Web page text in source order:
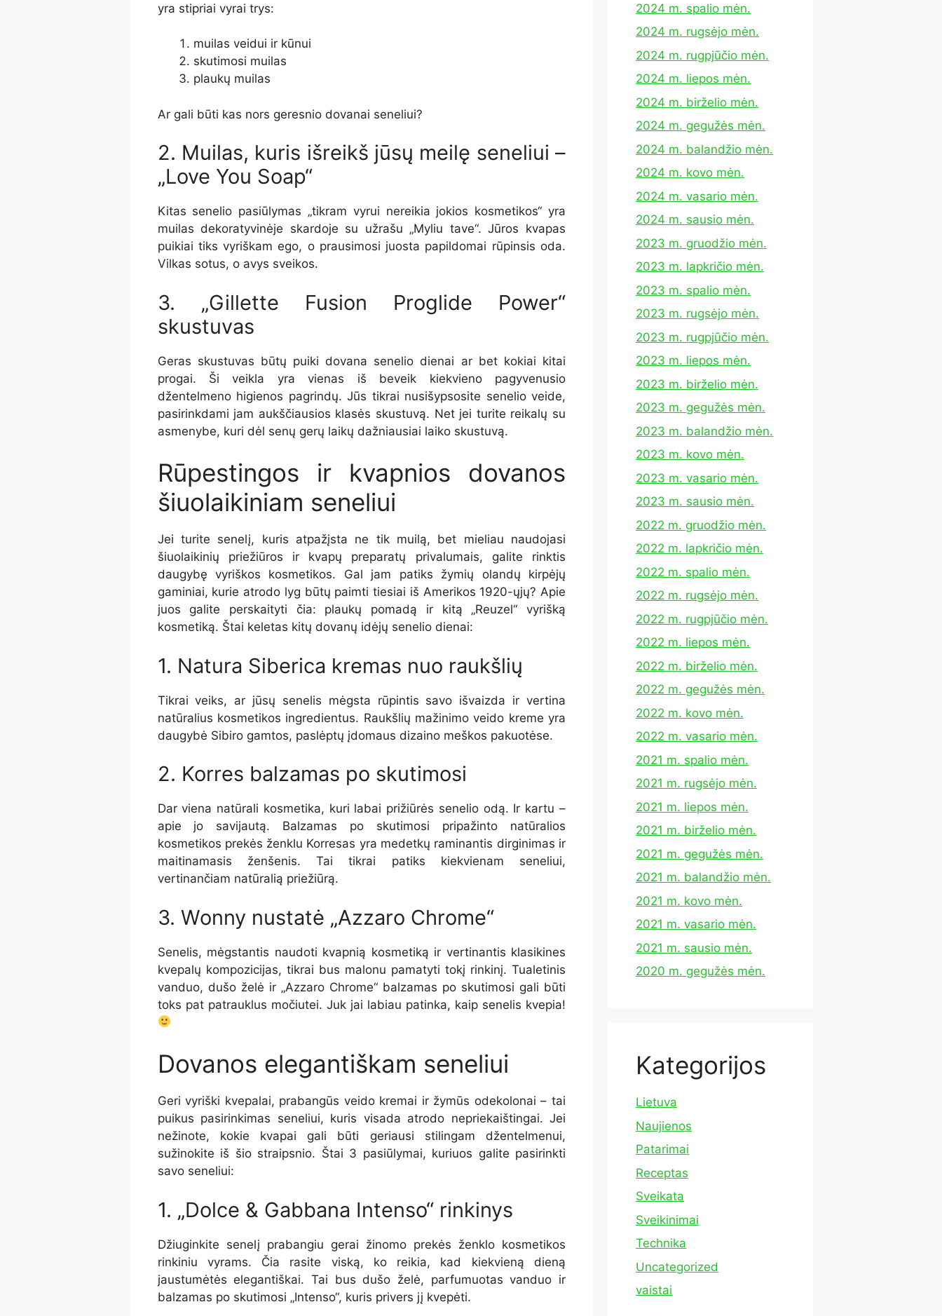
yra stipriai vyrai trys:
muilas veidui ir kūnui
skutimosi muilas
plaukų muilas
Ar gali būti kas nors geresnio dovanai seneliui?
2. Muilas, kuris išreikš jūsų meilę seneliui –
„Love You Soap“
Kitas senelio pasiūlymas „tikram vyrui nereikia jokios kosmetikos“ yra
muilas dekoratyvinėje skardoje su užrašu „Myliu tave“. Jūros kvapas
puikiai tiks vyriškam ego, o prausimosi juosta papildomai rūpinsis oda.
Vilkas sotus, o avys sveikos.
3. „Gillette Fusion Proglide Power“
skustuvas
Geras skustuvas būtų puiki dovana senelio dienai ar bet kokiai kitai
progai. Ši veikla yra vienas iš beveik kiekvieno pagyvenusio
džentelmeno higienos pagrindų. Jūs tikrai nusišypsosite senelio veide,
pasirinkdami jam aukščiausios klasės skustuvą. Net jei turite reikalų su
asmenybe, kuri dėl senų gerų laikų dažniausiai laiko skustuvą.
Rūpestingos ir kvapnios dovanos
šiuolaikiniam seneliui
Jei turite senelį, kuris atpažįsta ne tik muilą, bet mieliau naudojasi
šiuolaikinių priežiūros ir kvapų preparatų privalumais, galite rinktis
daugybę vyriškos kosmetikos. Gal jam patiks žymių olandų kirpėjų
gaminiai, kurie atrodo lyg būtų paimti tiesiai iš Amerikos 1920-ųjų? Apie
juos galite perskaityti čia: plaukų pomadą ir kitą „Reuzel“ vyrišką
kosmetiką. Štai keletas kitų dovanų idėjų senelio dienai:
1. Natura Siberica kremas nuo raukšlių
Tikrai veiks, ar jūsų senelis mėgsta rūpintis savo išvaizda ir vertina
natūralius kosmetikos ingredientus. Raukšlių mažinimo veido kreme yra
daugybė Sibiro gamtos, paslėptų įdomaus dizaino meškos pakuotėse.
2. Korres balzamas po skutimosi
Dar viena natūrali kosmetika, kuri labai prižiūrės senelio odą. Ir kartu –
apie jo savijautą. Balzamas po skutimosi pripažinto natūralios
kosmetikos prekės ženklu Korresas yra medetkų raminantis dirginimas ir
maitinamasis ženšenis. Tai tikrai patiks kiekvienam seneliui,
vertinančiam natūralią priežiūrą.
3. Wonny nustatė „Azzaro Chrome“
Senelis, mėgstantis naudoti kvapnią kosmetiką ir vertinantis klasikines
kvepalų kompozicijas, tikrai bus malonu pamatyti tokį rinkinį. Tualetinis
vanduo, dušo želė ir „Azzaro Chrome“ balzamas po skutimosi gali būti
toks pat patrauklus močiutei. Juk jai labiau patinka, kaip senelis kvepia!
Dovanos elegantiškam seneliui
Geri vyriški kvepalai, prabangūs veido kremai ir žymūs odekolonai – tai
puikus pasirinkimas seneliui, kuris visada atrodo nepriekaištingai. Jei
nežinote, kokie kvapai gali būti geriausi stilingam džentelmenui,
sužinokite iš šio straipsnio. Štai 3 pasiūlymai, kuriuos galite pasirinkti
savo seneliui:
1. „Dolce & Gabbana Intenso“ rinkinys
Džiuginkite senelį prabangiu gerai žinomo prekės ženklo kosmetikos
rinkiniu vyrams. Čia rasite viską, ko reikia, kad kiekvieną dieną
jaustumėtės elegantiškai. Tai bus dušo želė, parfumuotas vanduo ir
balzamas po skutimosi „Intenso“, kuris privers jį kvepėti.
2024 m. spalio mėn.
2024 m. rugsėjo mėn.
2024 m. rugpjūčio mėn.
2024 m. liepos mėn.
2024 m. birželio mėn.
2024 m. gegužės mėn.
2024 m. balandžio mėn.
2024 m. kovo mėn.
2024 m. vasario mėn.
2024 m. sausio mėn.
2023 m. gruodžio mėn.
2023 m. lapkričio mėn.
2023 m. spalio mėn.
2023 m. rugsėjo mėn.
2023 m. rugpjūčio mėn.
2023 m. liepos mėn.
2023 m. birželio mėn.
2023 m. gegužės mėn.
2023 m. balandžio mėn.
2023 m. kovo mėn.
2023 m. vasario mėn.
2023 m. sausio mėn.
2022 m. gruodžio mėn.
2022 m. lapkričio mėn.
2022 m. spalio mėn.
2022 m. rugsėjo mėn.
2022 m. rugpjūčio mėn.
2022 m. liepos mėn.
2022 m. birželio mėn.
2022 m. gegužės mėn.
2022 m. kovo mėn.
2022 m. vasario mėn.
2021 m. spalio mėn.
2021 m. rugsėjo mėn.
2021 m. liepos mėn.
2021 m. birželio mėn.
2021 m. gegužės mėn.
2021 m. balandžio mėn.
2021 m. kovo mėn.
2021 m. vasario mėn.
2021 m. sausio mėn.
2020 m. gegužės mėn.
Kategorijos
Lietuva
Naujienos
Patarimai
Receptas
Sveikata
Sveikinimai
Technika
Uncategorized
vaistai